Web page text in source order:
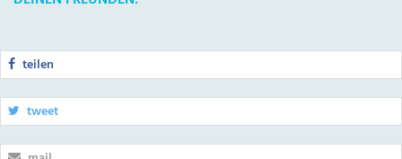
teilen
tweet